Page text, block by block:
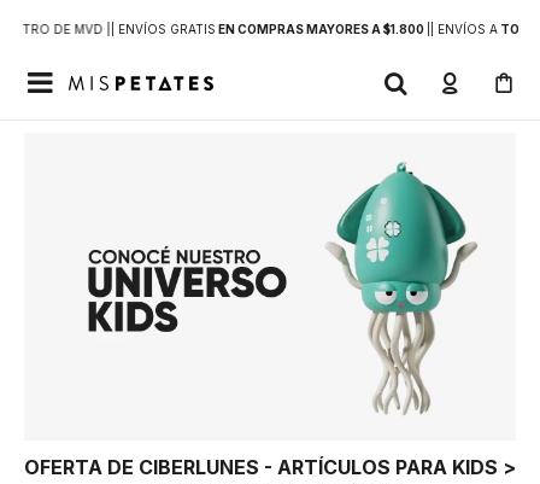
DE MVD | | ENVÍOS GRATIS EN COMPRAS MAYORES A $1.800 | ENVÍOS ATODO

OFERTA DE CIBERLUNES - ARTÍCULOS PARA KIDS >